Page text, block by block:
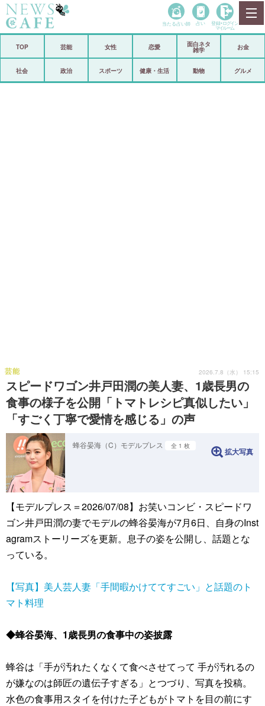
政治
当たる占い師 占い 登録• ログイン
マイルーム
TOP 芸能 女性 恋愛
面白ネタ
雑学
お金
社会 政治 スポーツ 健康・生活 動物 グルメ
スピードワゴン井戸田潤の美人妻、1歳長男の
食事の様子を公開「トマトレシピ真似したい」
「すごく丁寧で愛情を感じる」の声
芸能 2026.7.8（水） 15:15
蜂谷晏海（C）モデルプレス 全 1 枚
拡大写真
【モデルプレス＝2026/07/08】お笑いコンビ・スピードワ
ゴン井戸田潤の妻でモデルの蜂谷晏海が7月6日、自身のInst
agramストーリーズを更新。息子の姿を公開し、話題とな
っている。
【写真】美人芸人妻「手間暇かけててすごい」と話題のト
マト料理
◆蜂谷晏海、1歳長男の食事中の姿披露
蜂谷は「手が汚れたくなくて食べさせてって 手が汚れるの
が嫌なのは師匠の遺伝子すぎる」とつづり、写真を投稿。
水色の食事用スタイを付けた子どもがトマトを目の前にす